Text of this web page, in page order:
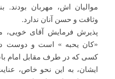
موالیان اش، مهربان بودند.
وثاقت و حسن آنان ندارد.
پذیرش فرمایش آقای خویی،
«کان یحبه » است و دوست
کسی که در طرف مقابل امام
ایشان، به این نحو خاص،